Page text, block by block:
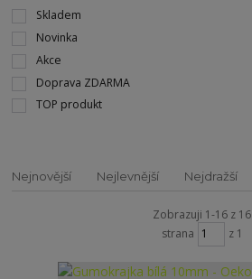
Skladem
Novinka
Akce
Doprava ZDARMA
TOP produkt
Nejnovější Nejlevnější Nejdražší
Zobrazuji 1-16 z 16
strana
z 1